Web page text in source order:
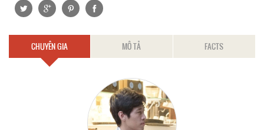
CHUYÊN GIA MÔ TẢ FACTS